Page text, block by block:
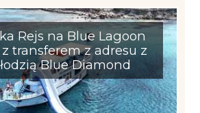
Rejs na Blue Lagoon
transferem z adresu z
Blue Diamond